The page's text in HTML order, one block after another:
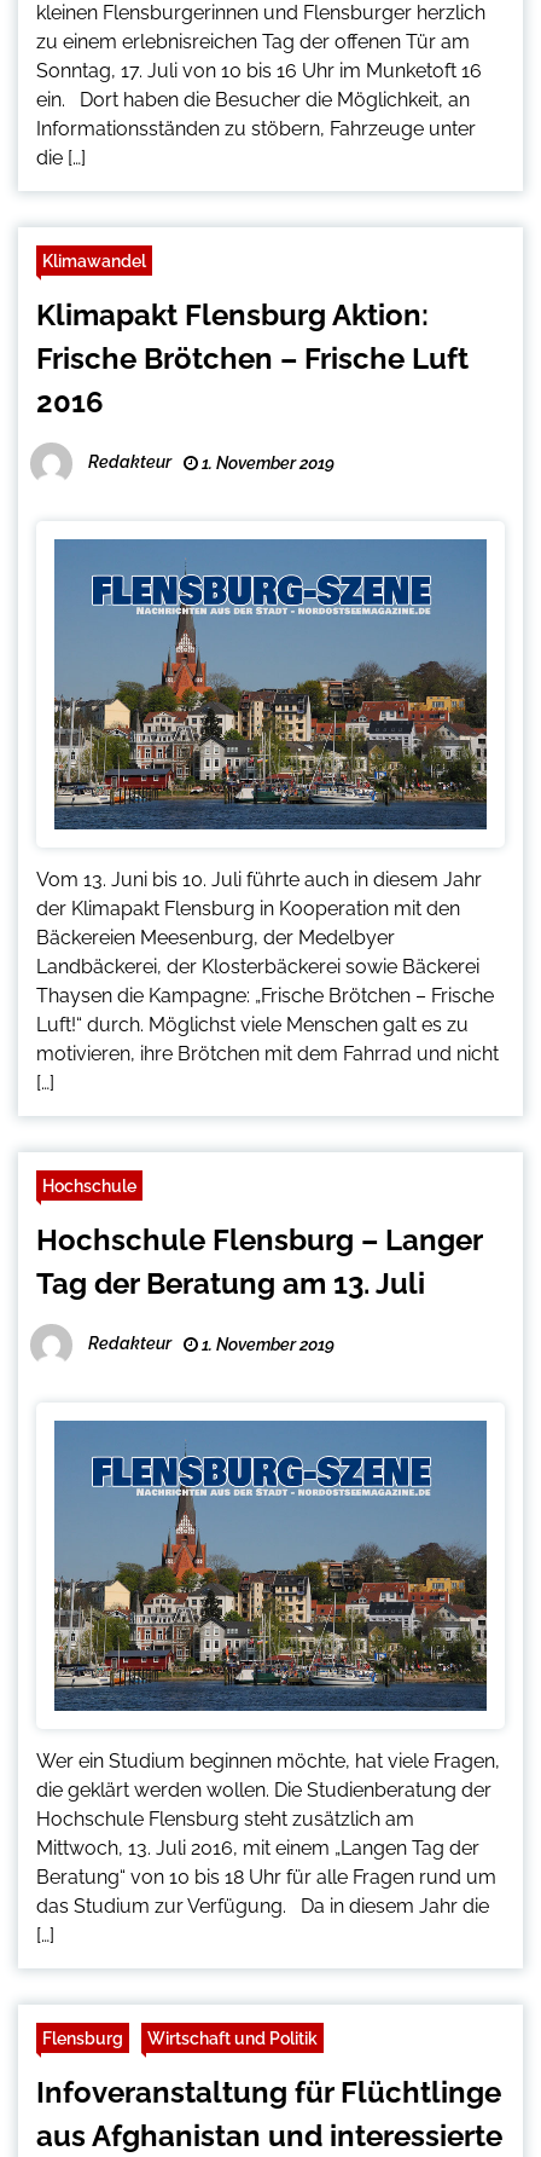
kleinen Flensburgerinnen und Flensburger herzlich
zu einem erlebnisreichen Tag der offenen Tür am
Sonntag, 17. Juli von 10 bis 16 Uhr im Munketoft 16
ein. Dort haben die Besucher die Möglichkeit, an
Informationsständen zu stöbern, Fahrzeuge unter
die […]
Klimawandel
Klimapakt Flensburg Aktion:
Frische Brötchen – Frische Luft
2016
Redakteur 1. November 2019
Vom 13. Juni bis 10. Juli führte auch in diesem Jahr
der Klimapakt Flensburg in Kooperation mit den
Bäckereien Meesenburg, der Medelbyer
Landbäckerei, der Klosterbäckerei sowie Bäckerei
Thaysen die Kampagne: „Frische Brötchen – Frische
Luft!“ durch. Möglichst viele Menschen galt es zu
motivieren, ihre Brötchen mit dem Fahrrad und nicht
[…]
Hochschule
Hochschule Flensburg – Langer
Tag der Beratung am 13. Juli
Redakteur 1. November 2019
Wer ein Studium beginnen möchte, hat viele Fragen,
die geklärt werden wollen. Die Studienberatung der
Hochschule Flensburg steht zusätzlich am
Mittwoch, 13. Juli 2016, mit einem „Langen Tag der
Beratung“ von 10 bis 18 Uhr für alle Fragen rund um
das Studium zur Verfügung. Da in diesem Jahr die
[…]
Flensburg Wirtschaft und Politik
Infoveranstaltung für Flüchtlinge
aus Afghanistan und interessierte